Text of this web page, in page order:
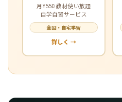
月¥550 教材使い放題
自学自習サービス
全国・自宅学習
詳しく →